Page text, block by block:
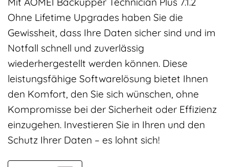
Ohne Lifetime Upgrades haben Sie die
Gewissheit, dass Ihre Daten sicher sind und im
Notfall schnell und zuverlässig
wiederhergestellt werden können. Diese
leistungsfähige Softwarelösung bietet Ihnen
den Komfort, den Sie sich wünschen, ohne
Kompromisse bei der Sicherheit oder Effizienz
einzugehen. Investieren Sie in Ihren und den
Schutz Ihrer Daten – es lohnt sich!